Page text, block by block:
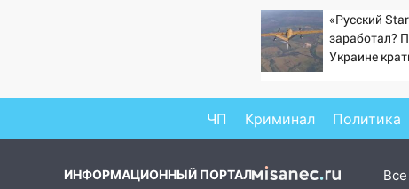
Ураган, изнасилование
ребенка, автоподставы и атака
беспилотников: важные итоги
В Ульяновске
восстановили трамвайную и
инфраструктуру после шторма.
«Русский
заработал?
Украине
ВСУ
ЧП Криминал Политика
ИНФОРМАЦИОННЫЙ ПОРТАЛ